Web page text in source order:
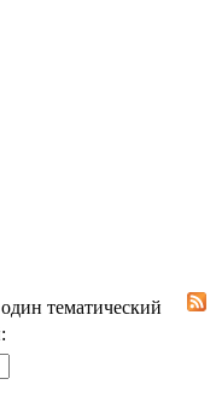
тематический